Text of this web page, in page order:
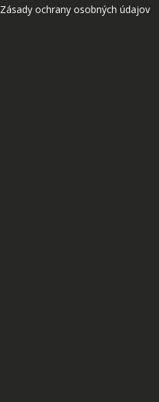
Zásady ochrany osobných údajov